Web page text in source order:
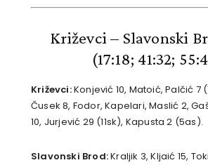
Križevci – Slavonski
(17:18; 41:32;
Križevci:Konjević 10, Matoić, Palčić 7
Čusek 8, Fodor, Kapelari, Maslić 2,
10, Jurjević 29 (11sk), Kapusta 2 (5as).
Slavonski Brod:Kraljik 3, Kljaić 15,